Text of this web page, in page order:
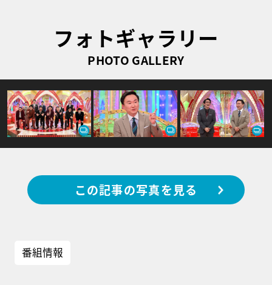
フォトギャラリー
PHOTO GALLERY
この記事の写真を見る
番組情報